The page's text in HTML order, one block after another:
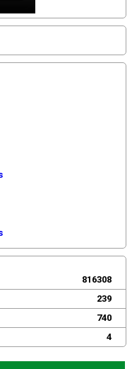
816308
239
740
4